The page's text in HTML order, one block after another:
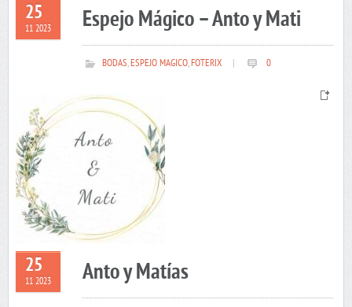
25
11 2023 Espejo Mágico – Anto y Mati
BODAS,ESPEJO MAGICO,FOTERIX 0
25
11 2023 Anto y Matías